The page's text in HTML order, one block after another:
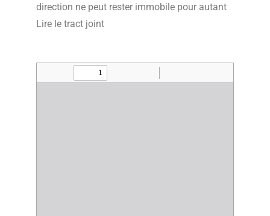
direction ne peut rester immobile pour autant
Lire le tract joint